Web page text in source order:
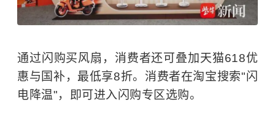
通过闪购买风扇，消费者还可叠加天猫618优
惠与国补，最低享8折。消费者在淘宝搜索"闪
电降温"，即可进入闪购专区选购。